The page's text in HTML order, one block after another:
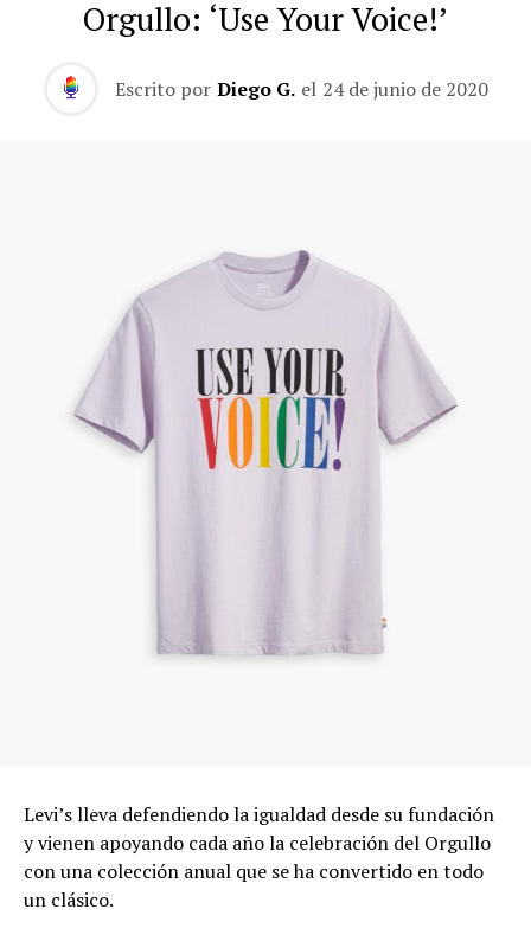
Orgullo: ‘Use Your Voice!’
Escrito por Diego G. el 24 de junio de 2020
Levi’s lleva defendiendo la igualdad desde su fundación
y vienen apoyando cada año la celebración del Orgullo
con una colección anual que se ha convertido en todo
un clásico.